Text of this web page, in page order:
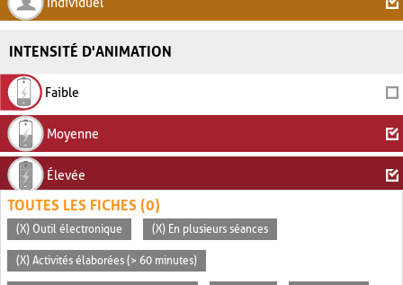
INTENSITÉ D'ANIMATION
Faible
Moyenne
Élevée
TOUTES LES FICHES (0)
(X) Outil électronique (X) En plusieurs séances
(X) Activités élaborées (> 60 minutes)